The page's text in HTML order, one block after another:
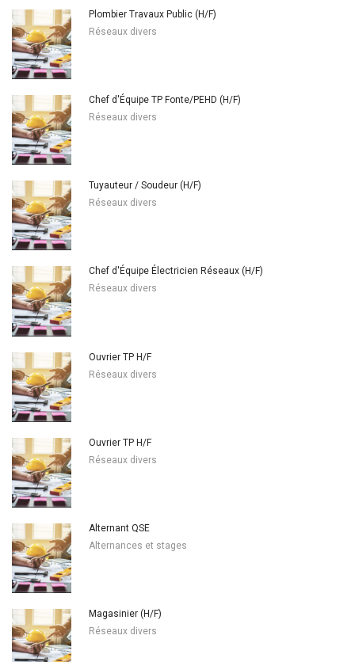
Plombier Travaux Public (H/F)
Réseaux divers
Chef d'Équipe TP Fonte/PEHD (H/F)
Réseaux divers
Tuyauteur / Soudeur (H/F)
Réseaux divers
Chef d'Équipe Électricien Réseaux (H/F)
Réseaux divers
Ouvrier TP H/F
Réseaux divers
Ouvrier TP H/F
Réseaux divers
Alternant QSE
Alternances et stages
Magasinier (H/F)
Réseaux divers